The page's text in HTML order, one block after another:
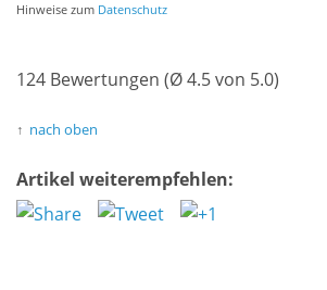
Hinweise zum Datenschutz
124 Bewertungen (Ø 4.5 von 5.0)
nach oben
Artikel weiterempfehlen: